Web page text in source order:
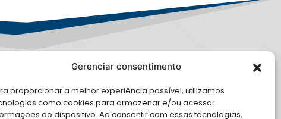
Gerenciar consentimento
proporcionar a melhor experiência possível, utilizamos
como cookies para armazenar e/ou acessar
do dispositivo. Ao consentir com essas tecnologias,
CONOSCO